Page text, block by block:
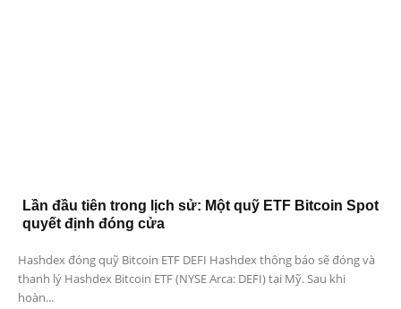
Lần đầu tiên trong lịch sử: Một quỹ ETF Bitcoin Spot
quyết định đóng cửa
Hashdex đóng quỹ Bitcoin ETF DEFI Hashdex thông báo sẽ đóng và
thanh lý Hashdex Bitcoin ETF (NYSE Arca: DEFI) tại Mỹ. Sau khi
hoàn...